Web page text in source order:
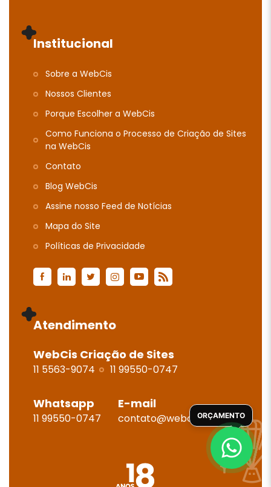
Institucional
Sobre a WebCis
Nossos Clientes
Porque Escolher a WebCis
Como Funciona o Processo de Criação de Sites
na WebCis
Contato
Blog WebCis
Assine nosso Feed de Notícias
Mapa do Site
Polí­ticas de Privacidade
Atendimento
WebCis Criação de Sites
11 5563-9074 11 99550-0747
Whatsapp
11 99550-0747
E-mail
contato@webcis.com.br
ORÇAMENTO